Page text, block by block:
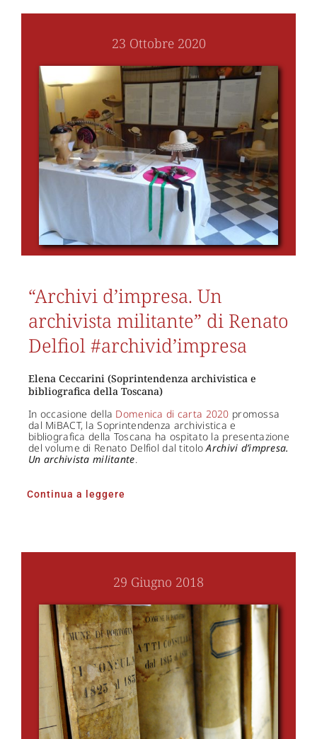
23 Ottobre 2020
“Archivi d’impresa. Un
archivista militante” di Renato
Delfiol #archivid’impresa
Elena Ceccarini (Soprintendenza archivistica e
bibliografica della Toscana)
In occasione della Domenica di carta 2020 promossa
dal MiBACT, la Soprintendenza archivistica e
bibliografica della Toscana ha ospitato la presentazione
del volume di Renato Delfiol dal titoloArchivi d’impresa.
Un archivista militante.
Continua a leggere
29 Giugno 2018